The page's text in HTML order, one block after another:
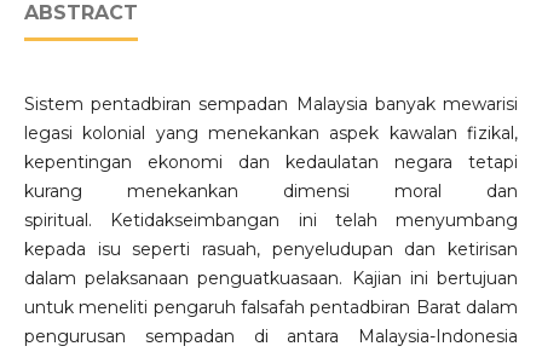
ABSTRACT
Sistem pentadbiran sempadan Malaysia banyak mewarisi
legasi kolonial yang menekankan aspek kawalan fizikal,
kepentingan ekonomi dan kedaulatan negara tetapi
kurang menekankan dimensi moral dan
spiritual. Ketidakseimbangan ini telah menyumbang
kepada isu seperti rasuah, penyeludupan dan ketirisan
dalam pelaksanaan penguatkuasaan. Kajian ini bertujuan
untuk meneliti pengaruh falsafah pentadbiran Barat dalam
pengurusan sempadan di antara Malaysia-Indonesia